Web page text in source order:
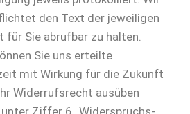
den Text der jeweiligen
für Sie abrufbar zu halten.
Sie uns erteilte
mit Wirkung für die Zukunft
Widerrufsrecht ausüben